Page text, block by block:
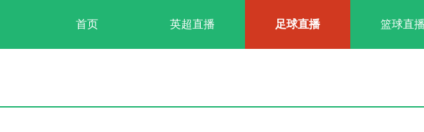
首页 英超直播 足球直播 篮球直播